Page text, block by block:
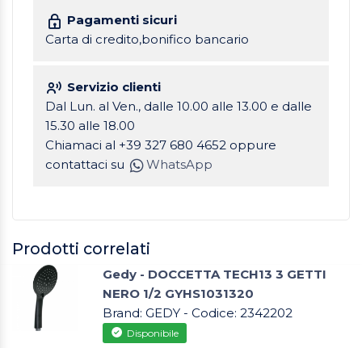
Pagamenti sicuri
Carta di credito,bonifico bancario
Servizio clienti
Dal Lun. al Ven., dalle 10.00 alle 13.00 e dalle
15.30 alle 18.00
Chiamaci al +39 327 680 4652 oppure
contattaci su
WhatsApp
Prodotti correlati
Gedy - DOCCETTA TECH13 3 GETTI
NERO 1/2 GYHS1031320
Brand: GEDY - Codice: 2342202
Disponibile